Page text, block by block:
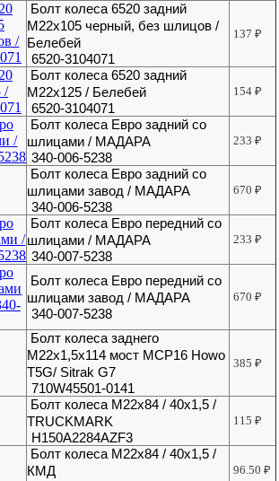
Болт колеса 6520 задний
М22х105 черный, без шлицов /
Белебей
6520-3104071
137₽
Болт колеса 6520 задний
М22х125 / Белебей
6520-3104071
154₽
Болт колеса Евро задний со
шлицами / МАДАРА
340-006-5238
233₽
Болт колеса Евро задний со
шлицами завод / МАДАРА
340-006-5238
670₽
Болт колеса Евро передний со
шлицами / МАДАРА
340-007-5238
233₽
Болт колеса Евро передний со
шлицами завод / МАДАРА
340-007-5238
670₽
Болт колеса заднего
М22х1,5х114 мост MCP16 Howo
T5G/ Sitrak G7
710W45501-0141
385₽
Болт колеса М22х84 / 40х1,5 /
TRUCKMARK
H150A2284AZF3
115₽
Болт колеса М22х84 / 40х1,5 /
КМД
96.50₽